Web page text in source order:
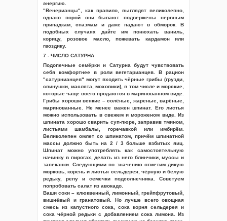
энергию.
"Венерианцы", как правило, выглядят великолепно,
однако порой они бывают подвержены нервным
припадкам, спазмам и даже падают в обморок. В
подобных случаях дайте им понюхать ваниль,
корицу, розовое масло, пожевать кардамон или
гвоздику.
7 - ЧИСЛО САТУРНА
Подопечные семёрки и Сатурна будут чувствовать
себя комфортнее в роли вегетарианцев. В рацион
"сатурнианцев" могут входить чёрные грибы (грузди,
свинушки, маслята, моховики), в том числе и морские,
которые чаще всего продаются в маринованном виде.
Грибы хороши всякие – солёные, жареные, варёные,
маринованные. Не менее важен шпинат. Его листья
можно использовать в свежем и мороженом виде. Из
шпината хорошо сварить суп-пюре, заправив тмином,
листьями шамбалы, горечавкой или имбирём.
Великолепен омлет со шпинатом, причём шпинатной
массы должно быть на 2 / 3 больше взбитых яиц.
Шпинат можно употреблять как самостоятельную
начинку в пирогах, делать из него блинчики, муссы и
запеканки. Следующими по значению отметим дикую
морковь, корень и листья сельдерея, чёрную и белую
редьку, репу и семечки подсолнечника. Советуем
попробовать салат из авокадо.
Ваши соки – клюквенный, лимонный, грейпфрутовый,
вишнёвый и гранатовый. Но лучше всего овощная
смесь из капустного сока, сока корня сельдерея и
сока чёрной редьки с добавлением сока лимона. Из